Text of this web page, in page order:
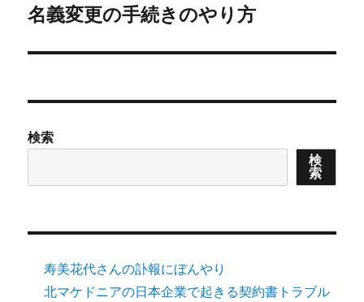
Next
名義変更の手続きのやり方
検索
検
索
寿美花代さんの訃報にぼんやり
北マケドニアの日本企業で起きる契約書トラブル